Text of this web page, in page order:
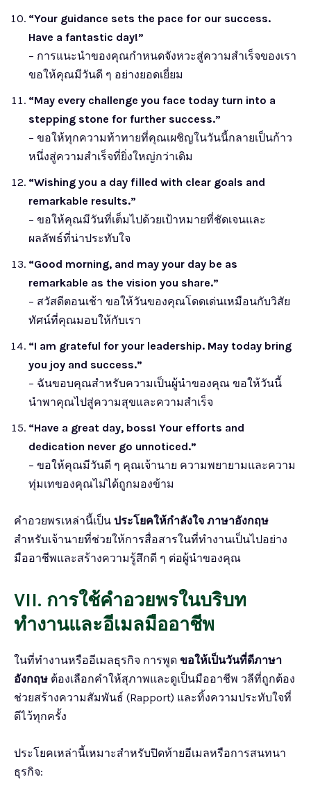
“Your guidance sets the pace for our success.
Have a fantastic day!”
– การแนะนำของคุณกำหนดจังหวะสู่ความสำเร็จของเรา
ขอให้คุณมีวันดี ๆ อย่างยอดเยี่ยม
“May every challenge you face today turn into a
stepping stone for further success.”
– ขอให้ทุกความท้าทายที่คุณเผชิญในวันนี้กลายเป็นก้าว
หนึ่งสู่ความสำเร็จที่ยิ่งใหญ่กว่าเดิม
“Wishing you a day filled with clear goals and
remarkable results.”
– ขอให้คุณมีวันที่เต็มไปด้วยเป้าหมายที่ชัดเจนและ
ผลลัพธ์ที่น่าประทับใจ
“Good morning, and may your day be as
remarkable as the vision you share.”
– สวัสดีตอนเช้า ขอให้วันของคุณโดดเด่นเหมือนกับวิสัย
ทัศน์ที่คุณมอบให้กับเรา
“I am grateful for your leadership. May today bring
you joy and success.”
– ฉันขอบคุณสำหรับความเป็นผู้นำของคุณ ขอให้วันนี้
นำพาคุณไปสู่ความสุขและความสำเร็จ
“Have a great day, boss! Your efforts and
dedication never go unnoticed.”
– ขอให้คุณมีวันดี ๆ คุณเจ้านาย ความพยายามและความ
ทุ่มเทของคุณไม่ได้ถูกมองข้าม
คำอวยพรเหล่านี้เป็น ประโยคให้กำลังใจ ภาษาอังกฤษ
สำหรับเจ้านายที่ช่วยให้การสื่อสารในที่ทำงานเป็นไปอย่าง
มืออาชีพและสร้างความรู้สึกดี ๆ ต่อผู้นำของคุณ
VII. การใช้คำอวยพรในบริบท
ทำงานและอีเมลมืออาชีพ
ในที่ทำงานหรืออีเมลธุรกิจ การพูด ขอให้เป็นวันที่ดีภาษา
อังกฤษ ต้องเลือกคำให้สุภาพและดูเป็นมืออาชีพ วลีที่ถูกต้อง
ช่วยสร้างความสัมพันธ์ (Rapport) และทิ้งความประทับใจที่
ดีไว้ทุกครั้ง
ประโยคเหล่านี้เหมาะสำหรับปิดท้ายอีเมลหรือการสนทนา
ธุรกิจ: